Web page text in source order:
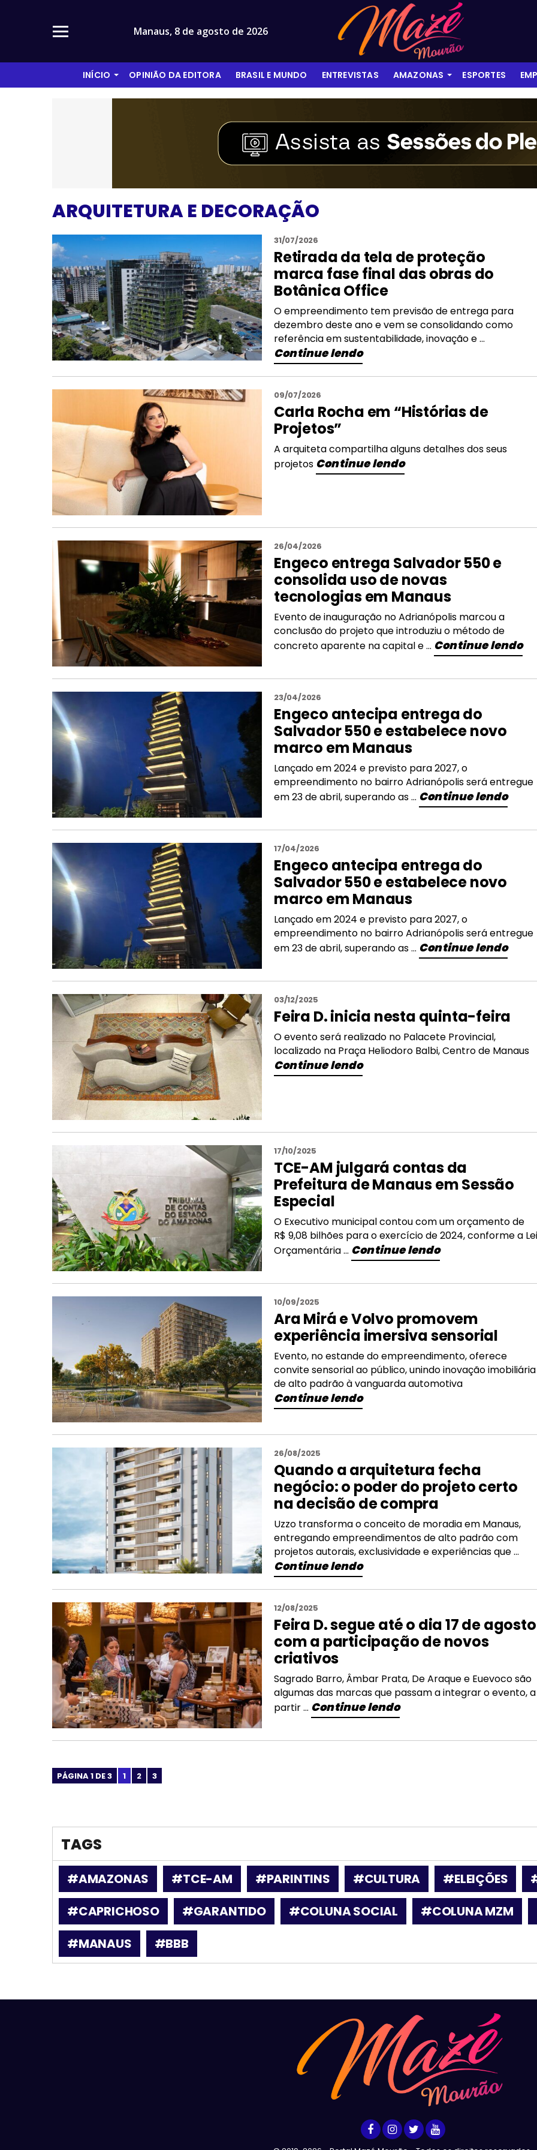
Manaus, 8 de agosto de 2026
INÍCIO OPINIÃO DA EDITORA BRASIL E MUNDO ENTREVISTAS AMAZONAS ESPORTES
ARQUITETURA E DECORAÇÃO
31/07/2026
Retirada da tela de proteção
marca fase final das obras do
Botânica Office
O empreendimento tem previsão de entrega para
dezembro deste ano e vem se consolidando como
referência em sustentabilidade, inovação e ...
Continue lendo
09/07/2026
Carla Rocha em “Histórias de
Projetos”
A arquiteta compartilha alguns detalhes dos seus
projetos Continue lendo
26/04/2026
Engeco entrega Salvador 550 e
consolida uso de novas
tecnologias em Manaus
Evento de inauguração no Adrianópolis marcou a
conclusão do projeto que introduziu o método de
concreto aparente na capital e ... Continue lendo
23/04/2026
Engeco antecipa entrega do
Salvador 550 e estabelece novo
marco em Manaus
Lançado em 2024 e previsto para 2027, o
empreendimento no bairro Adrianópolis será entregue
em 23 de abril, superando as ... Continue lendo
17/04/2026
Engeco antecipa entrega do
Salvador 550 e estabelece novo
marco em Manaus
Lançado em 2024 e previsto para 2027, o
empreendimento no bairro Adrianópolis será entregue
em 23 de abril, superando as ... Continue lendo
03/12/2025
Feira D. inicia nesta quinta-feira
O evento será realizado no Palacete Provincial,
localizado na Praça Heliodoro Balbi, Centro de Manaus
Continue lendo
17/10/2025
TCE-AM julgará contas da
Prefeitura de Manaus em Sessão
Especial
O Executivo municipal contou com um orçamento de
R$ 9,08 bilhões para o exercício de 2024, conforme a Lei
Orçamentária ... Continue lendo
10/09/2025
Ara Mirá e Volvo promovem
experiência imersiva sensorial
Evento, no estande do empreendimento, oferece
convite sensorial ao público, unindo inovação imobiliária
de alto padrão à vanguarda automotiva
Continue lendo
26/08/2025
Quando a arquitetura fecha
negócio: o poder do projeto certo
na decisão de compra
Uzzo transforma o conceito de moradia em Manaus,
entregando empreendimentos de alto padrão com
projetos autorais, exclusividade e experiências que ...
Continue lendo
12/08/2025
Feira D. segue até o dia 17 de agosto
com a participação de novos
criativos
Sagrado Barro, Âmbar Prata, De Araque e Euevoco são
algumas das marcas que passam a integrar o evento, a
partir ... Continue lendo
PÁGINA 1 DE 3 1 2 3
TAGS
#AMAZONAS #TCE-AM #PARINTINS #CULTURA #ELEIÇÕES
#CAPRICHOSO
#GARANTIDO #COLUNA SOCIAL #COLUNA MZM
#MANAUS
#BBB